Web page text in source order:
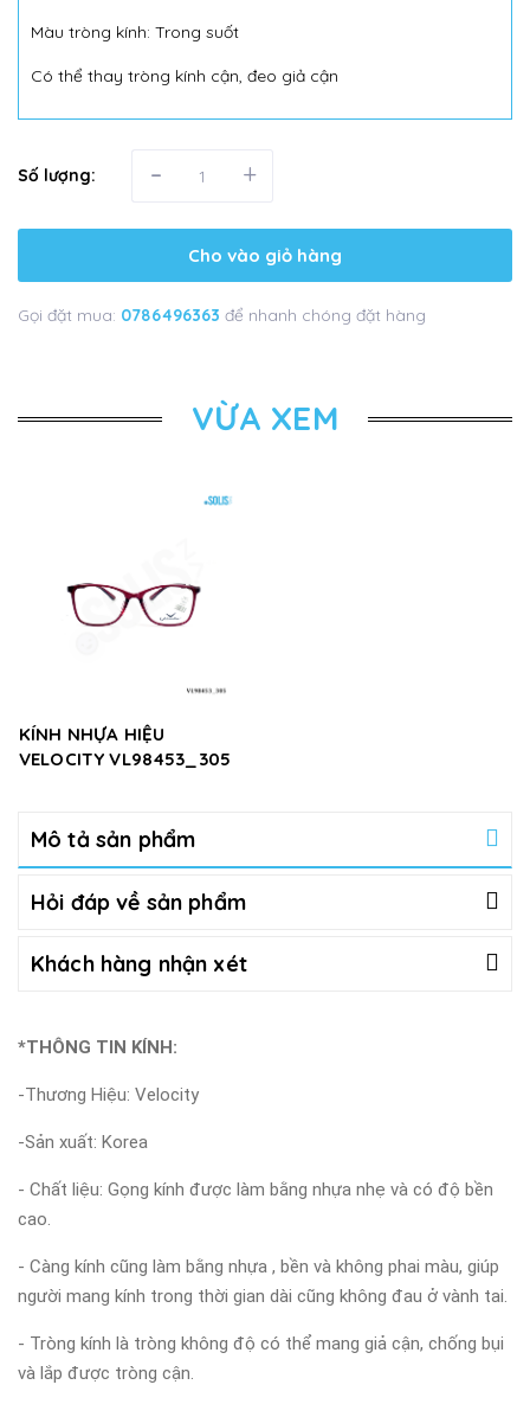
Màu tròng kính: Trong suốt
Có thể thay tròng kính cận, đeo giả cận
Số lượng: - +
Cho vào giỏ hàng
Gọi đặt mua: 0786496363 để nhanh chóng đặt hàng
VỪA XEM
KÍNH NHỰA HIỆU
VELOCITY VL98453_305
Mô tả sản phẩm
Hỏi đáp về sản phẩm
Khách hàng nhận xét
*THÔNG TIN KÍNH:
-Thương Hiệu: Velocity
-Sản xuất: Korea
- Chất liệu: Gọng kính được làm bằng nhựa nhẹ và có độ bền
cao.
- Càng kính cũng làm bằng nhựa , bền và không phai màu, giúp
người mang kính trong thời gian dài cũng không đau ở vành tai.
- Tròng kính là tròng không độ có thể mang giả cận, chống bụi
và lắp được tròng cận.